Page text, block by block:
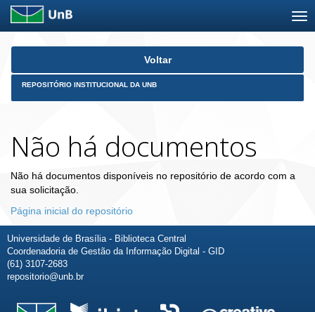
Skip
Voltar
REPOSITÓRIO INSTITUCIONAL DA UNB
Não há documentos
Não há documentos disponíveis no repositório de acordo com a
sua solicitação.
Página inicial do repositório
Universidade de Brasília - Biblioteca Central
Coordenadoria de Gestão da Informação Digital - GID
(61) 3107-2683
repositorio@unb.br